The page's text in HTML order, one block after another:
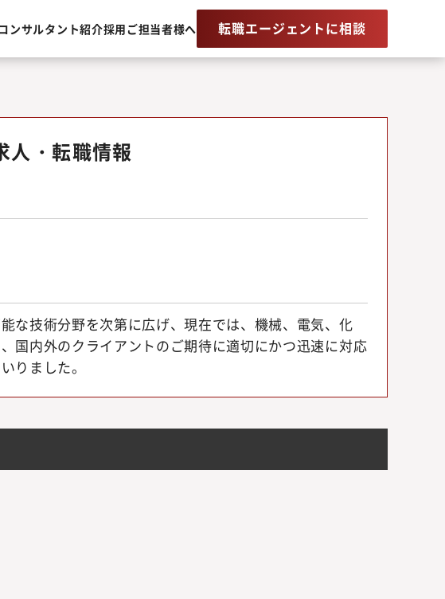
コンサルタント紹介採用ご担当者様へ 転職エージェントに相談
人・転職情報
な技術分野を次第に広げ、現在では、機械、電気、化
国内外のクライアントのご期待に適切にかつ迅速に対応
りました。